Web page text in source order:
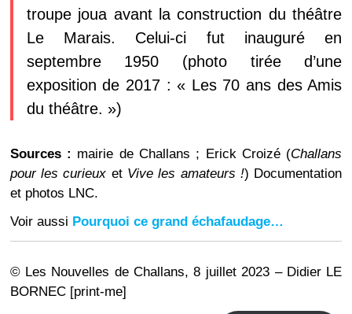
troupe joua avant la construction du théâtre
Le Marais. Celui-ci fut inauguré en
septembre 1950 (photo tirée d’une
exposition de 2017 : « Les 70 ans des Amis
du théâtre. »)
Sources : mairie de Challans ; Erick Croizé (Challans
pour les curieux et Vive les amateurs !) Documentation
et photos LNC.
Voir aussi Pourquoi ce grand échafaudage…
© Les Nouvelles de Challans, 8 juillet 2023 – Didier LE
BORNEC [print-me]